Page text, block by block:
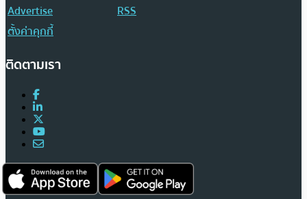
Advertise
RSS
ตั้งค่าคุกกี้
ติดตามเรา